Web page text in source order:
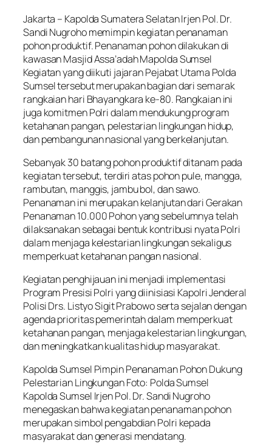
Jakarta – Kapolda Sumatera Selatan Irjen Pol. Dr.
Sandi Nugroho memimpin kegiatan penanaman
pohon produktif. Penanaman pohon dilakukan di
kawasan Masjid Assa’adah Mapolda Sumsel
Kegiatan yang diikuti jajaran Pejabat Utama Polda
Sumsel tersebut merupakan bagian dari semarak
rangkaian hari Bhayangkara ke-80. Rangkaian ini
juga komitmen Polri dalam mendukung program
ketahanan pangan, pelestarian lingkungan hidup,
dan pembangunan nasional yang berkelanjutan.
Sebanyak 30 batang pohon produktif ditanam pada
kegiatan tersebut, terdiri atas pohon pule, mangga,
rambutan, manggis, jambu bol, dan sawo.
Penanaman ini merupakan kelanjutan dari Gerakan
Penanaman 10.000 Pohon yang sebelumnya telah
dilaksanakan sebagai bentuk kontribusi nyata Polri
dalam menjaga kelestarian lingkungan sekaligus
memperkuat ketahanan pangan nasional.
Kegiatan penghijauan ini menjadi implementasi
Program Presisi Polri yang diinisiasi Kapolri Jenderal
Polisi Drs. Listyo Sigit Prabowo serta sejalan dengan
agenda prioritas pemerintah dalam memperkuat
ketahanan pangan, menjaga kelestarian lingkungan,
dan meningkatkan kualitas hidup masyarakat.
Kapolda Sumsel Pimpin Penanaman Pohon Dukung
Pelestarian Lingkungan Foto: Polda Sumsel
Kapolda Sumsel Irjen Pol. Dr. Sandi Nugroho
menegaskan bahwa kegiatan penanaman pohon
merupakan simbol pengabdian Polri kepada
masyarakat dan generasi mendatang.